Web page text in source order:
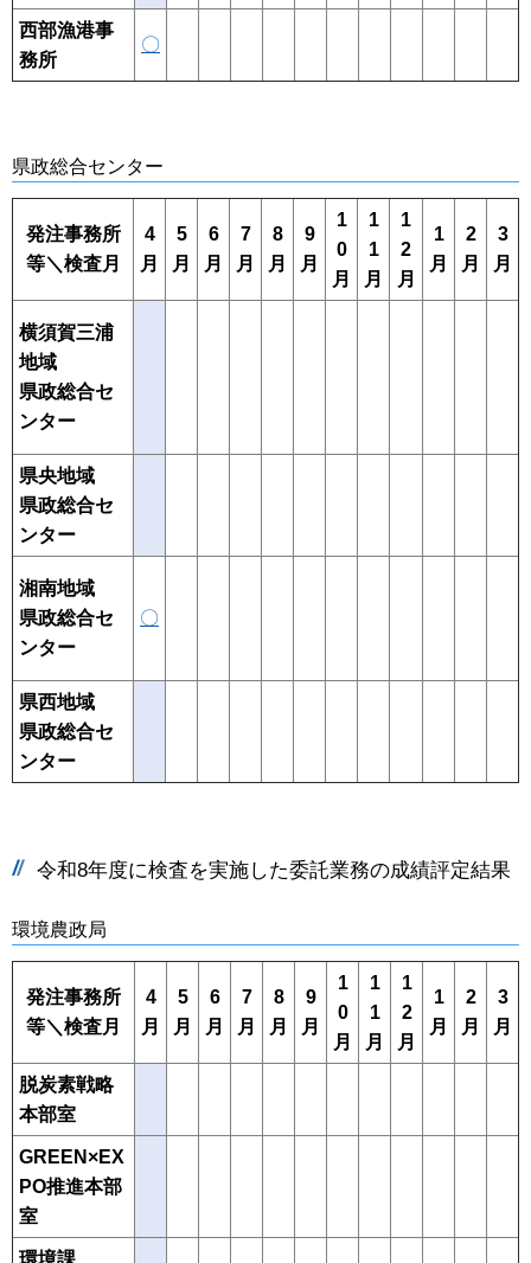
西部漁港事
務所
〇
県政総合センター
発注事務所
等＼検査月
4
月
5
月
6
月
7
月
8
月
9
月
1
0
月
1
1
月
1
2
月
1
月
2
月
3
月
横須賀三浦
地域
県政総合セ
ンター
県央地域
県政総合セ
ンター
湘南地域
県政総合セ
ンター
〇
県西地域
県政総合セ
ンター
令和8年度に検査を実施した委託業務の成績評定結果
環境農政局
発注事務所
等＼検査月
4
月
5
月
6
月
7
月
8
月
9
月
1
0
月
1
1
月
1
2
月
1
月
2
月
3
月
脱炭素戦略
本部室
GREEN×EX
PO推進本部
室
環境課